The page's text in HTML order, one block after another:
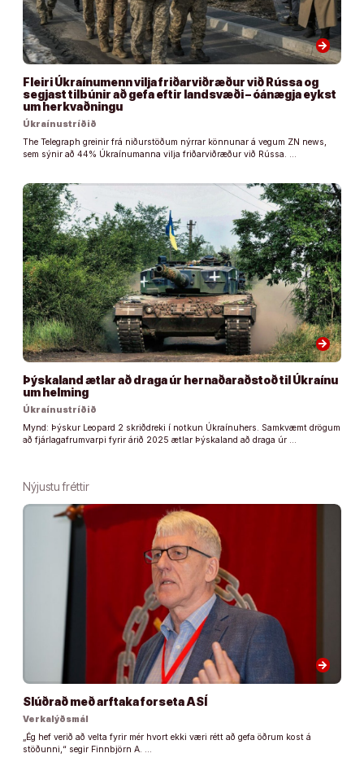
arrow_forward
Fleiri Úkraínumenn vilja friðarviðræður við Rússa og
segjast tilbúnir að gefa eftir landsvæði – óánægja eykst
um herkvaðningu
Úkraínustríðið
The Telegraph greinir frá niðurstöðum nýrrar könnunar á vegum ZN news,
sem sýnir að 44% Úkraínumanna vilja friðarviðræður við Rússa. …
arrow_forward
Þýskaland ætlar að draga úr hernaðaraðstoð til Úkraínu
um helming
Úkraínustríðið
Mynd: Þýskur Leopard 2 skriðdreki í notkun Úkraínuhers. Samkvæmt drögum
að fjárlagafrumvarpi fyrir árið 2025 ætlar Þýskaland að draga úr …
Nýjustu fréttir
arrow_forward
Slúðrað með arftaka forseta ASÍ
Verkalýðsmál
„Ég hef verið að velta fyrir mér hvort ekki væri rétt að gefa öðrum kost á
stöðunni,“ segir Finnbjörn A. …